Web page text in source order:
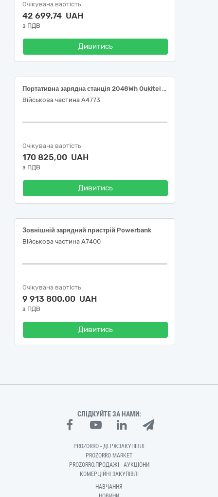
Очікувана вартість
42 699,74 UAH
з ПДВ
Дивитись
Портативна зарядна станція 2048Wh Oukitel P2400E
Військова частина А4773
Очікувана вартість
170 825,00 UAH
з ПДВ
Дивитись
Зовнішній зарядний пристрій Powerbank
Військова частина А7400
Очікувана вартість
9 913 800,00 UAH
з ПДВ
Дивитись
СЛІДКУЙТЕ ЗА НАМИ:
PROZORRO - ДЕРЖЗАКУПІВЛІ
PROZORRO MARKET
PROZORRO.ПРОДАЖІ - АУКЦІОНИ
КОМЕРЦІЙНІ ЗАКУПІВЛІ
НАВЧАННЯ